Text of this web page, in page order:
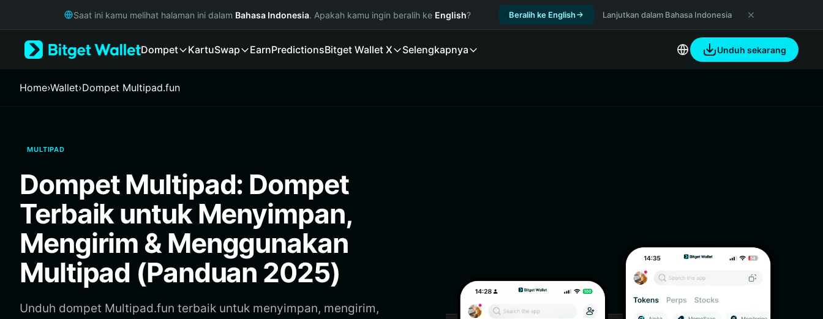
Русский
Italiano
繁體中文
Bahasa Indonesia
ภาษาไทย
Español
Português (Brasil)
Español (Argentina)
Saat ini kamu melihat halaman ini dalam Bahasa Indonesia. Apakah kamu ingin beralih ke English? Beralih ke English Lanjutkan dalam Bahasa Indonesia
Dompet KartuSwap EarnPredictionsBitget Wallet X Selengkapnya Unduh sekarang
Home›Wallet›Dompet Multipad.fun
MULTIPAD
Dompet Multipad: Dompet
Terbaik untuk Menyimpan,
Mengirim & Menggunakan
Multipad (Panduan 2025)
Unduh dompet Multipad.fun terbaik untuk menyimpan, mengirim,